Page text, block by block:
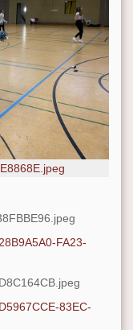
FA23-
83EC-